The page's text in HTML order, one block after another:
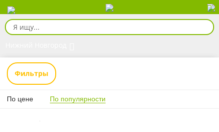
Фильтры
По цене По популярности